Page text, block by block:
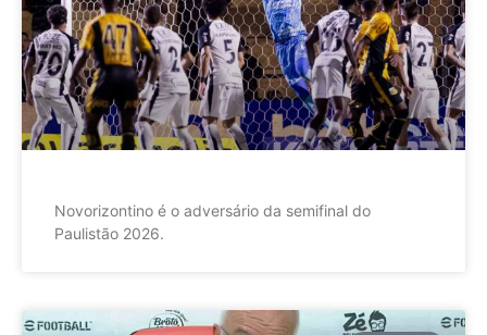
Novorizontino é o adversário da semifinal do
Paulistão 2026.